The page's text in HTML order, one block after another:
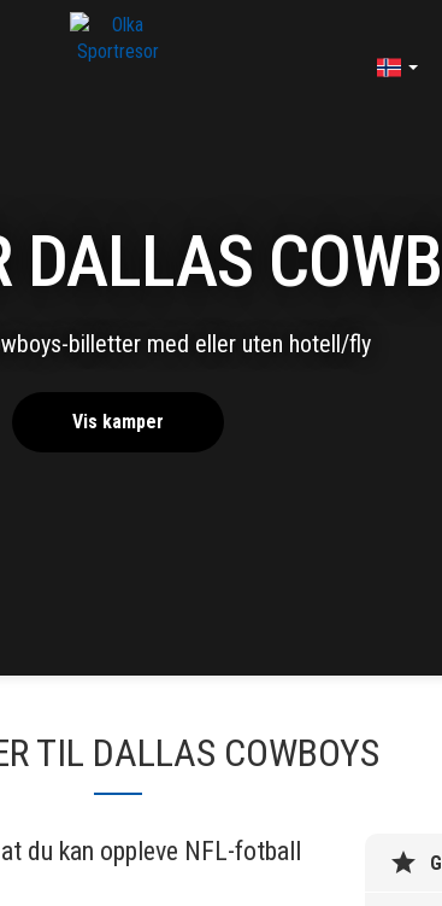
DALLAS
billetter med eller uten hotell/fly
Vis kamper
TIL DALLAS COWBOYS
du kan oppleve NFL-fotball
star